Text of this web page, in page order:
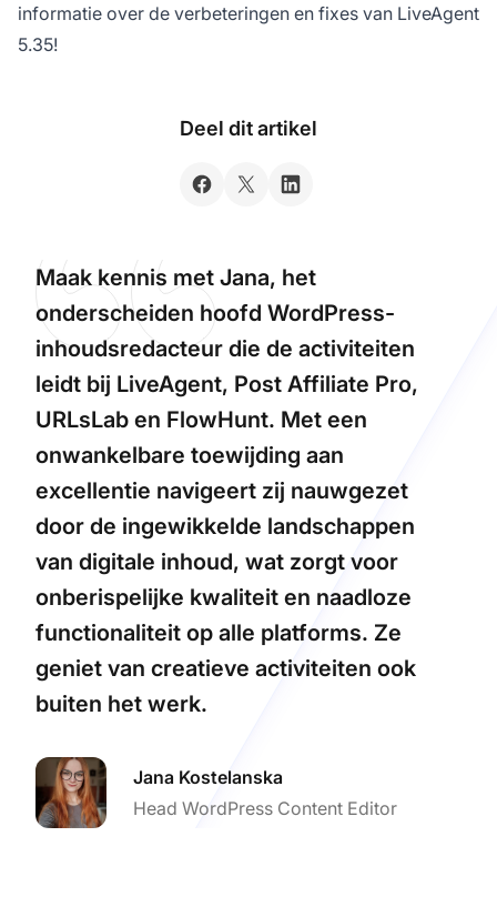
informatie over de verbeteringen en fixes van LiveAgent
5.35!
Deel dit artikel
Maak kennis met Jana, het
onderscheiden hoofd WordPress-
inhoudsredacteur die de activiteiten
leidt bij LiveAgent, Post Affiliate Pro,
URLsLab en FlowHunt. Met een
onwankelbare toewijding aan
excellentie navigeert zij nauwgezet
door de ingewikkelde landschappen
van digitale inhoud, wat zorgt voor
onberispelijke kwaliteit en naadloze
functionaliteit op alle platforms. Ze
geniet van creatieve activiteiten ook
buiten het werk.
Jana Kostelanska
Head WordPress Content Editor